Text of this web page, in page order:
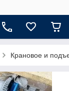
Крановое и